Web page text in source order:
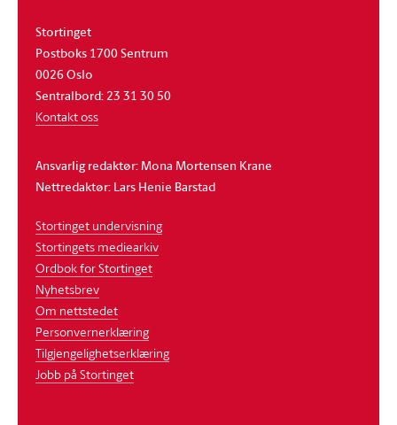
Stortinget
Postboks 1700 Sentrum
0026 Oslo
Sentralbord: 23 31 30 50
Kontakt oss
Ansvarlig redaktør: Mona Mortensen Krane
Nettredaktør: Lars Henie Barstad
Stortinget undervisning
Stortingets mediearkiv
Ordbok for Stortinget
Nyhetsbrev
Om nettstedet
Personvernerklæring
Tilgjengelighetserklæring
Jobb på Stortinget